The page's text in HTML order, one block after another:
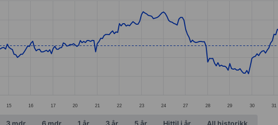
categories.
values. Data ranges from 39.11 to 45.64.
15 16 17 20 21 22 23 24 27 28 29 30 31
3 mdr 6 mdr 1 år 3 år 5 år Hittil i år All historikk